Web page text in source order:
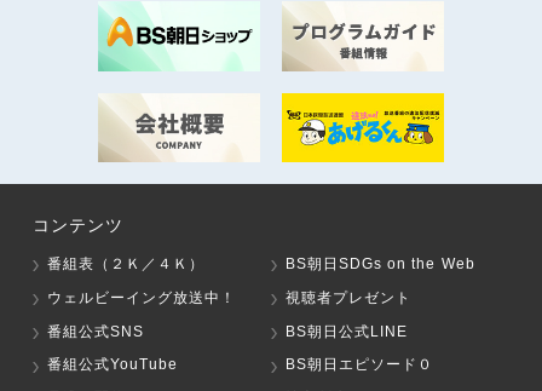
コンテンツ
番組表（２Ｋ／４Ｋ）
BS朝日SDGs on the Web
ウェルビーイング放送中！
視聴者プレゼント
番組公式SNS
BS朝日公式LINE
番組公式YouTube
BS朝日エピソード０